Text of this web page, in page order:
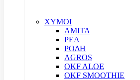
ΧΥΜΟΙ
ΑΜΙΤΑ
ΡΕΑ
ΡΟΔΗ
AGROS
OKF ALOE
OKF SMOOTHIE